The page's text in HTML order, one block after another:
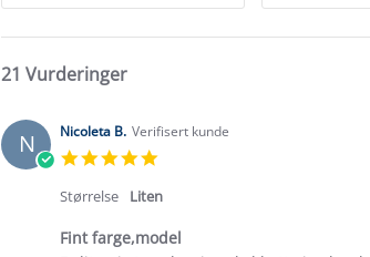
21 Vurderinger
N Nicoleta B. Verifisert kunde
rating
Størrelse Liten
Fint farge,model